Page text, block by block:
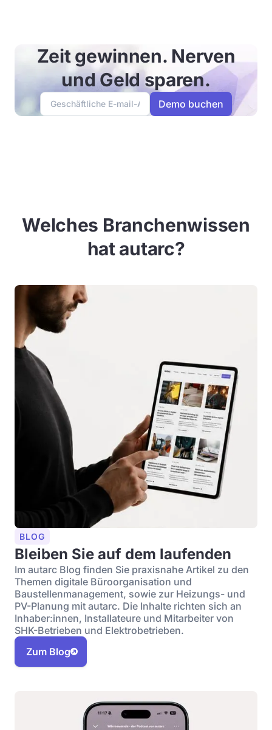
Zeit gewinnen. Nerven
und Geld sparen.
Welches Branchenwissen
hat autarc?
BLOG
Bleiben Sie auf dem laufenden
Im autarc Blog finden Sie praxisnahe Artikel zu den
Themen digitale Büroorganisation und
Baustellenmanagement, sowie zur Heizungs- und
PV-Planung mit autarc. Die Inhalte richten sich an
Inhaber:innen, Installateure und Mitarbeiter von
SHK-Betrieben und Elektrobetrieben.
Zum Blog